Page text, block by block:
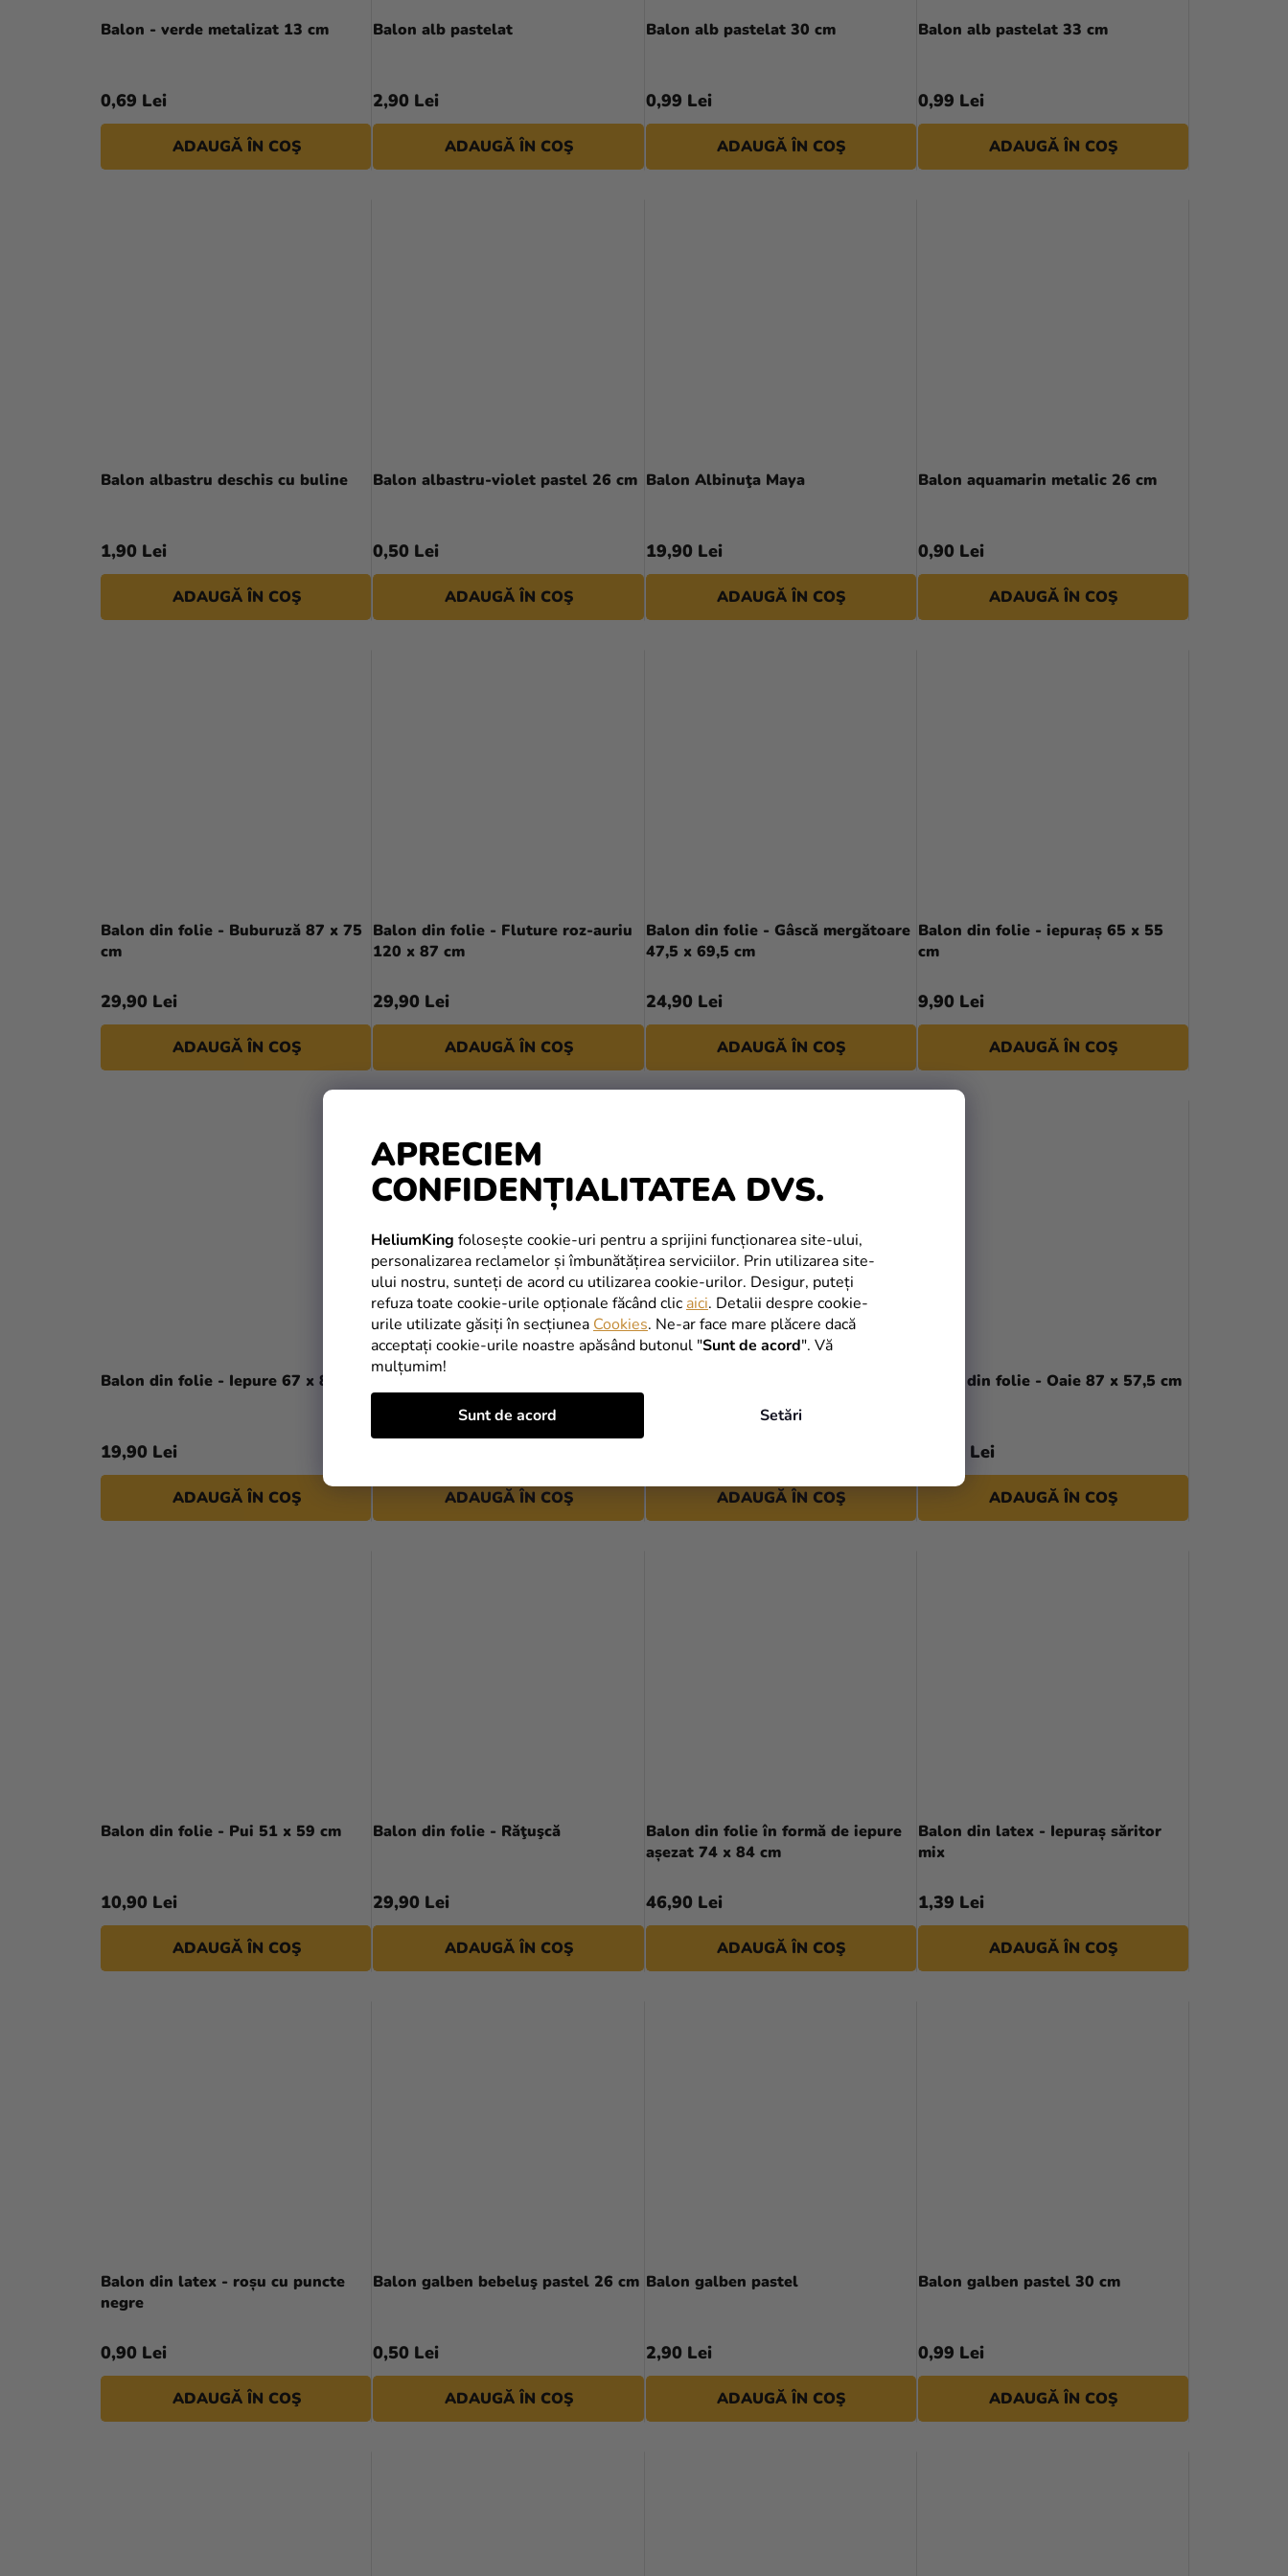
APRECIEM
CONFIDENȚIALITATEA DVS.
HeliumKing folosește cookie-uri pentru a sprijini funcționarea site-ului,
personalizarea reclamelor și îmbunătățirea serviciilor. Prin utilizarea site-
ului nostru, sunteți de acord cu utilizarea cookie-urilor. Desigur, puteți
refuza toate cookie-urile opționale făcând clic aici. Detalii despre cookie-
urile utilizate găsiți în secțiunea Cookies. Ne-ar face mare plăcere dacă
acceptați cookie-urile noastre apăsând butonul "Sunt de acord". Vă
mulțumim!
Setări
Sunt de acord
L
P
O
D
U
D
S
E
Balon - verde metalizat 13 cm
0,69 Lei
ADAUGĂ ÎN COŞ
Balon alb pastelatmedie
a
din
5
stele.
2,90 Lei
ADAUGĂ ÎN COŞ
Balon alb pastelat 30 cm
0,99 Lei
ADAUGĂ ÎN COŞ
Balon alb pastelat 33 cm
0,99 Lei
ADAUGĂ ÎN COŞ
Balon albastru deschis cu buline
1,90 Lei
ADAUGĂ ÎN COŞ
Balon albastru-violet pastel 26 cm
0,50 Lei
ADAUGĂ ÎN COŞ
Balon Albinuţa Maya
19,90 Lei
ADAUGĂ ÎN COŞ
Balon aquamarin metalic 26 cm
0,90 Lei
ADAUGĂ ÎN COŞ
Balon din folie - Buburuză 87 x 75
cm
29,90 Lei
ADAUGĂ ÎN COŞ
Balon din folie - Fluture roz-auriu
120 x 87 cm
29,90 Lei
ADAUGĂ ÎN COŞ
Balon din folie - Gâscă mergătoare
47,5 x 69,5 cm
24,90 Lei
ADAUGĂ ÎN COŞ
Balon din folie - iepuraș 65 x 55
cm
9,90 Lei
ADAUGĂ ÎN COŞ
Balon din folie - Iepure 67 x 88 cm
19,90 Lei
ADAUGĂ ÎN COŞ
Balon din folie - Lebădă
ADAUGĂ ÎN COŞ ADAUGĂ ÎN COŞ
Balon din folie - Oaie 87 x 57,5 cm
19,90 Lei
ADAUGĂ ÎN COŞ
Balon din folie - Pui 51 x 59 cm
10,90 Lei
ADAUGĂ ÎN COŞ
Balon din folie - Răţuşcă
29,90 Lei
ADAUGĂ ÎN COŞ
Balon din folie în formă de iepure
așezat 74 x 84 cm
46,90 Lei
ADAUGĂ ÎN COŞ
Balon din latex - Iepuraș săritor
mix
1,39 Lei
ADAUGĂ ÎN COŞ
Balon din latex - roșu cu puncte
negre
0,90 Lei
ADAUGĂ ÎN COŞ
Balon galben bebeluş pastel 26 cm
0,50 Lei
ADAUGĂ ÎN COŞ
Balon galben pastel
2,90 Lei
ADAUGĂ ÎN COŞ
Balon galben pastel 30 cm
0,99 Lei
ADAUGĂ ÎN COŞ